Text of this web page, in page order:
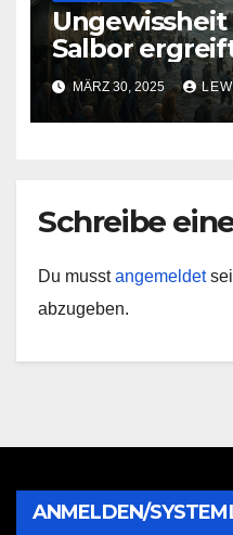
Ungewissheit
Salbor
MÄRZ 30, 2025
Schreibe
Du musstangemeldet
abzugeben.
ANMELDEN/